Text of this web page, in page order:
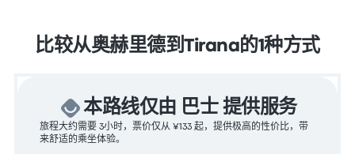
比较从奥赫里德到Tirana的1种方式
本路线仅由 巴士 提供服务
旅程大约需要 3小时，票价仅从 ¥133 起，提供极高的性价比，带
来舒适的乘坐体验。